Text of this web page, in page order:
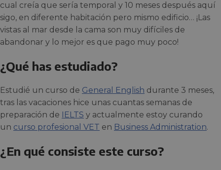
cual creía que sería temporal y 10 meses después aquí
sigo, en diferente habitación pero mismo edificio… ¡Las
vistas al mar desde la cama son muy difíciles de
abandonar y lo mejor es que pago muy poco!
¿Qué has estudiado?
Estudié un curso de General English durante 3 meses,
tras las vacaciones hice unas cuantas semanas de
preparación de
IELTS y actualmente estoy curando
un curso profesional VET en Business Administration.
¿En qué consiste este curso?